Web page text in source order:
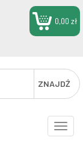
ZNAJDŹ
0,00 zł
Toggle